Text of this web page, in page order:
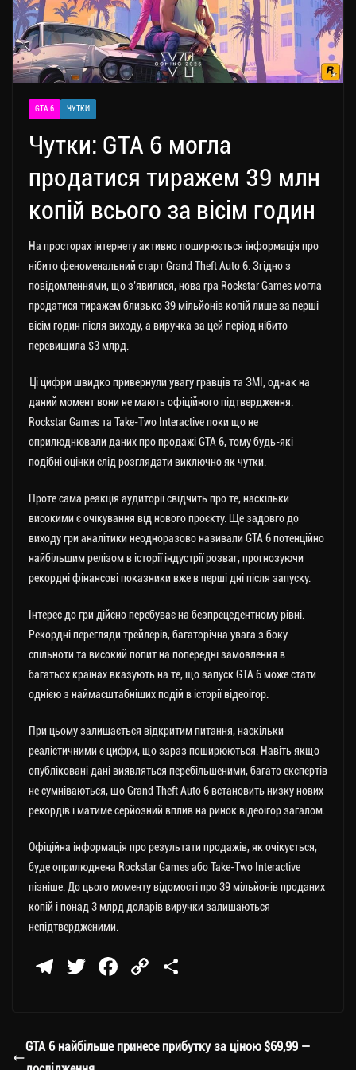
GTA 6 ЧУТКИ
Чутки: GTA 6 могла
продатися тиражем 39 млн
копій всього за вісім годин
На просторах інтернету активно поширюється інформація про
нібито феноменальний старт Grand Theft Auto 6.Згідно з
повідомленнями, що з’явилися, нова гра Rockstar Games могла
продатися тиражем близько 39 мільйонів копій лише за перші
вісім годин після виходу, а виручка за цей період нібито
перевищила $3 млрд.
Ці цифри швидко привернули увагу гравців та ЗМІ, однак на
даний момент вони не мають офіційного підтвердження.
Rockstar Games та Take-Two Interactive поки що не
оприлюднювали даних про продажі GTA 6, тому будь-які
подібні оцінки слід розглядати виключно як чутки.
Проте сама реакція аудиторії свідчить про те, наскільки
високими є очікування від нового проєкту. Ще задовго до
виходу гри аналітики неодноразово називали GTA 6 потенційно
найбільшим релізом в історії індустрії розваг, прогнозуючи
рекордні фінансові показники вже в перші дні після запуску.
Інтерес до гри дійсно перебуває на безпрецедентному рівні.
Рекордні перегляди трейлерів, багаторічна увага з боку
спільноти та високий попит на попередні замовлення в
багатьох країнах вказують на те, що запуск GTA 6 може стати
однією з наймасштабніших подій в історії відеоігор.
При цьому залишається відкритим питання, наскільки
реалістичними є цифри, що зараз поширюються. Навіть якщо
опубліковані дані виявляться перебільшеними, багато експертів
не сумніваються, що Grand Theft Auto 6 встановить низку нових
рекордів і матиме серйозний вплив на ринок відеоігор загалом.
Офіційна інформація про результати продажів, як очікується,
буде оприлюднена Rockstar Games або Take-Two Interactive
пізніше. До цього моменту відомості про 39 мільйонів проданих
копій і понад 3 млрд доларів виручки залишаються
непідтвердженими.
Te
a
T
er
Fa
ok
C
Li ли
GTA 6 найбільше принесе прибутку за ціною $69,99 —